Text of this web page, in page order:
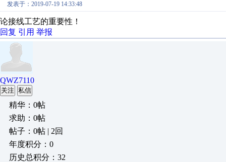
发表于：2019-07-19 14:33:48
论接线工艺的重要性！
回复 引用 举报
QWZ7110
关注 私信
精华：0帖
求助：0帖
帖子：0帖 | 2回
年度积分：0
历史总积分：32